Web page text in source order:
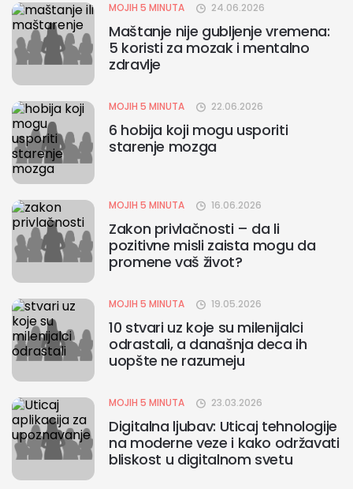
MOJIH 5 MINUTA 24.06.2026
Maštanje nije gubljenje vremena:
5 koristi za mozak i mentalno
zdravlje
MOJIH 5 MINUTA 22.06.2026
6 hobija koji mogu usporiti
starenje mozga
MOJIH 5 MINUTA 16.06.2026
Zakon privlačnosti – da li
pozitivne misli zaista mogu da
promene vaš život?
MOJIH 5 MINUTA 19.05.2026
10 stvari uz koje su milenijalci
odrastali, a današnja deca ih
uopšte ne razumeju
MOJIH 5 MINUTA 23.03.2026
Digitalna ljubav: Uticaj tehnologije
na moderne veze i kako održavati
bliskost u digitalnom svetu